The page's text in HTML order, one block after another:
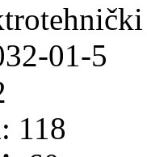
01-5
: 118